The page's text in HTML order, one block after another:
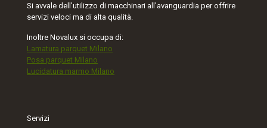
Si avvale dell'utilizzo di macchinari all'avanguardia per offrire
servizi veloci ma di alta qualità.
Inoltre Novalux si occupa di:
Lamatura parquet Milano
Posa parquet Milano
Lucidatura marmo Milano
Servizi